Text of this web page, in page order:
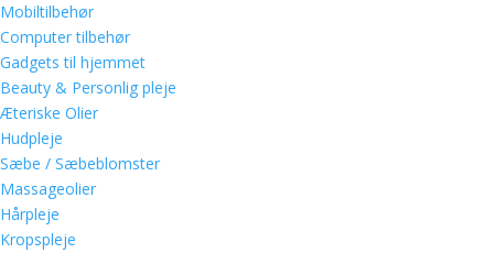
Mobiltilbehør
Computer tilbehør
Gadgets til hjemmet
Beauty & Personlig pleje
Æteriske Olier
Hudpleje
Sæbe / Sæbeblomster
Massageolier
Hårpleje
Kropspleje